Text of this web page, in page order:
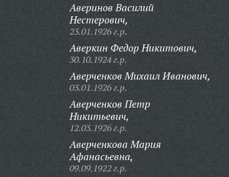
Аверинов Василий
Нестерович,
23.01.1926 г.р.
Аверкин Федор Никитович,
30.10.1924 г.р.
Аверченков Михаил Иванович,
03.01.1926 г.р.
Аверченков Петр
Никитьевич,
12.03.1926 г.р.
Аверченкова Мария
Афанасьевна,
09.09.1922 г.р.